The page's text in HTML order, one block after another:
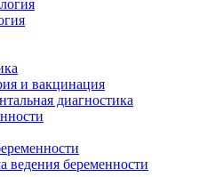
и вакцинация
диагностика
ведения беременности